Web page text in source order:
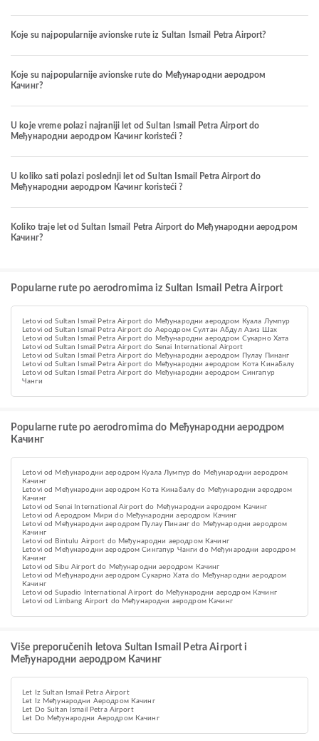
Koje su najpopularnije avionske rute iz Sultan Ismail Petra Airport?
Koje su najpopularnije avionske rute do Међународни аеродром
Качинг?
U koje vreme polazi najraniji let od Sultan Ismail Petra Airport do
Међународни аеродром Качинг koristeći ?
U koliko sati polazi poslednji let od Sultan Ismail Petra Airport do
Међународни аеродром Качинг koristeći ?
Koliko traje let od Sultan Ismail Petra Airport do Међународни аеродром
Качинг?
Popularne rute po aerodromima iz Sultan Ismail Petra Airport
Letovi od Sultan Ismail Petra Airport do Међународни аеродром Куала Лумпур
Letovi od Sultan Ismail Petra Airport do Aеродром Султан Абдул Азиз Шах
Letovi od Sultan Ismail Petra Airport do Међународни аеродром Сукарно Хата
Letovi od Sultan Ismail Petra Airport do Senai International Airport
Letovi od Sultan Ismail Petra Airport do Међународни аеродром Пулау Пинанг
Letovi od Sultan Ismail Petra Airport do Међународни аеродром Кота Кинабалу
Letovi od Sultan Ismail Petra Airport do Међународни аеродром Сингапур
Чанги
Popularne rute po aerodromima do Међународни аеродром
Качинг
Letovi od Међународни аеродром Куала Лумпур do Међународни аеродром
Качинг
Letovi od Међународни аеродром Кота Кинабалу do Међународни аеродром
Качинг
Letovi od Senai International Airport do Међународни аеродром Качинг
Letovi od Aеродром Мири do Међународни аеродром Качинг
Letovi od Међународни аеродром Пулау Пинанг do Међународни аеродром
Качинг
Letovi od Bintulu Airport do Међународни аеродром Качинг
Letovi od Међународни аеродром Сингапур Чанги do Међународни аеродром
Качинг
Letovi od Sibu Airport do Међународни аеродром Качинг
Letovi od Међународни аеродром Сукарно Хата do Међународни аеродром
Качинг
Letovi od Supadio International Airport do Међународни аеродром Качинг
Letovi od Limbang Airport do Међународни аеродром Качинг
Više preporučenih letova Sultan Ismail Petra Airport i
Међународни аеродром Качинг
Let Iz Sultan Ismail Petra Airport
Let Iz Међународни Аеродром Качинг
Let Do Sultan Ismail Petra Airport
Let Do Међународни Аеродром Качинг